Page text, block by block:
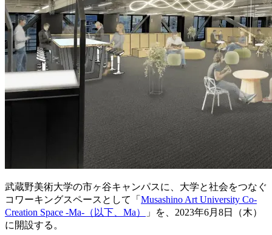
武蔵野美術大学の市ヶ谷キャンパスに、大学と社会をつなぐ
コワーキングスペースとして「 Musashino Art University Co-
Creation Space -Ma-（以下、Ma）
」を、2023年6月8日（木）
に開設する。